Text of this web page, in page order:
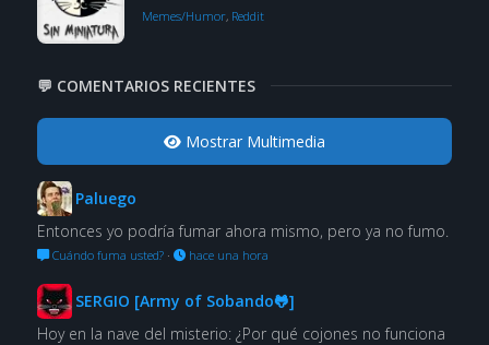
Memes/Humor, Reddit
💬 COMENTARIOS RECIENTES
Mostrar Multimedia
Paluego
Entonces yo podría fumar ahora mismo, pero ya no fumo.
Cuándo fuma usted?· hace una hora
SERGIO [Army of Sobando🐸]
Hoy en la nave del misterio: ¿Por qué cojones no funciona